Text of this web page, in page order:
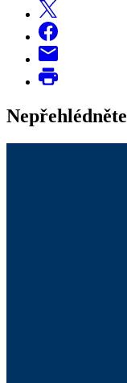
Nepřehlédněte